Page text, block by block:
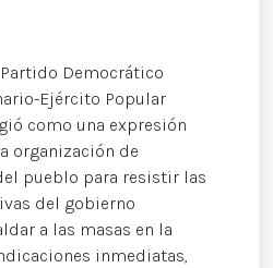
Democrático
Ejército Popular
como una expresión
organización de
pueblo para resistir las
del gobierno
a las masas en la
inmediatas,